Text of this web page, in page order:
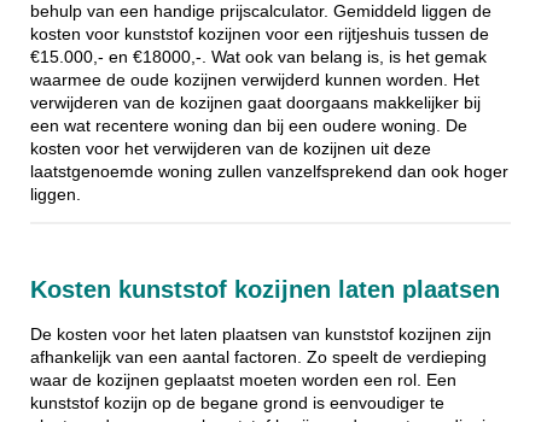
behulp van een handige prijscalculator. Gemiddeld liggen de
kosten voor kunststof kozijnen voor een rijtjeshuis tussen de
€15.000,- en €18000,-. Wat ook van belang is, is het gemak
waarmee de oude kozijnen verwijderd kunnen worden. Het
verwijderen van de kozijnen gaat doorgaans makkelijker bij
een wat recentere woning dan bij een oudere woning. De
kosten voor het verwijderen van de kozijnen uit deze
laatstgenoemde woning zullen vanzelfsprekend dan ook hoger
liggen.
Kosten kunststof kozijnen laten plaatsen
De kosten voor het laten plaatsen van kunststof kozijnen zijn
afhankelijk van een aantal factoren. Zo speelt de verdieping
waar de kozijnen geplaatst moeten worden een rol. Een
kunststof kozijn op de begane grond is eenvoudiger te